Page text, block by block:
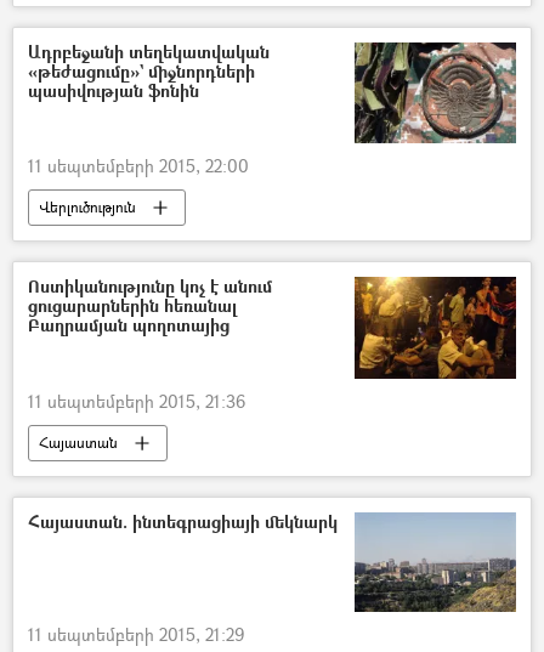
Ադրբեջանի տեղեկատվական
«թեժացումը»` միջնորդների
պասիվության ֆոնին
11 սեպտեմբերի 2015, 22:00
Վերլուծություն
Ոստիկանությունը կոչ է անում
ցուցարարներին հեռանալ
Բաղրամյան պողոտայից
11 սեպտեմբերի 2015, 21:36
Հայաստան
Հայաստան. ինտեգրացիայի մեկնարկ
11 սեպտեմբերի 2015, 21:29